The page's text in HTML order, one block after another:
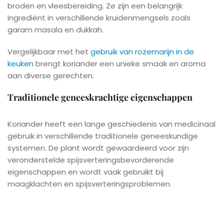
broden en vleesbereiding. Ze zijn een belangrijk
ingrediënt in verschillende kruidenmengsels zoals
garam masala en dukkah.
Vergelijkbaar met het gebruik van rozemarijn in de
keukenbrengt koriander een unieke smaak en aroma
aan diverse gerechten.
Traditionele geneeskrachtige eigenschappen
Koriander heeft een lange geschiedenis van medicinaal
gebruik in verschillende traditionele geneeskundige
systemen. De plant wordt gewaardeerd voor zijn
veronderstelde spijsverteringsbevorderende
eigenschappen en wordt vaak gebruikt bij
maagklachten en spijsverteringsproblemen.